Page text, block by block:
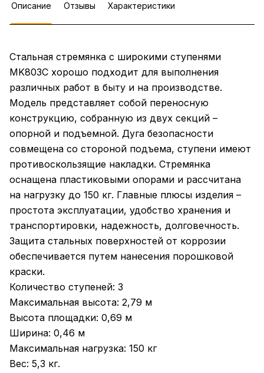
Описание Отзывы Характеристики
Стальная стремянка с широкими ступенями
MK803C хорошо подходит для выполнения
различных работ в быту и на производстве.
Модель представляет собой переносную
конструкцию, собранную из двух секций –
опорной и подъемной. Дуга безопасности
совмещена со стороной подъема, ступени имеют
противоскользящие накладки. Стремянка
оснащена пластиковыми опорами и рассчитана
на нагрузку до 150 кг. Главные плюсы изделия –
простота эксплуатации, удобство хранения и
транспортировки, надежность, долговечность.
Защита стальных поверхностей от коррозии
обеспечивается путем нанесения порошковой
краски.
Количество ступеней: 3
Максимальная высота: 2,79 м
Высота площадки: 0,69 м
Ширина: 0,46 м
Максимальная нагрузка: 150 кг
Вес: 5,3 кг.